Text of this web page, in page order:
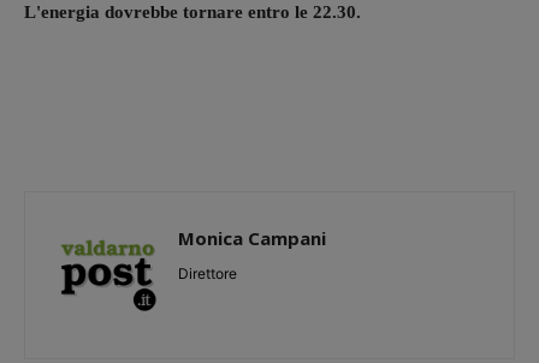
L'energia dovrebbe tornare entro le 22.30.
Monica Campani
Direttore